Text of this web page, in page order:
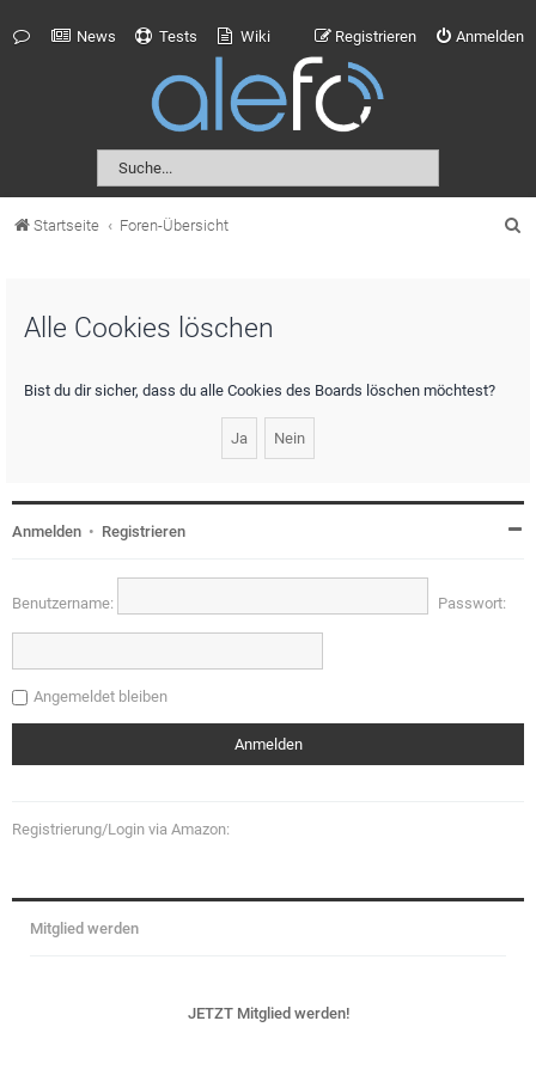
News Tests Wiki Anmelden
Registrieren
Startseite Foren-Übersicht
Alle Cookies löschen
Bist du dir sicher, dass du alle Cookies des Boards löschen möchtest?
Anmelden • Registrieren
Benutzername: Passwort:
Angemeldet bleiben
Registrierung/Login via Amazon:
Mitglied werden
JETZT Mitglied werden!